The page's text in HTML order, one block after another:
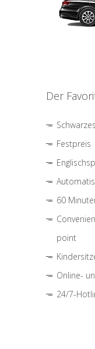
Der
Festpreis
60
point
Online-
24/7-